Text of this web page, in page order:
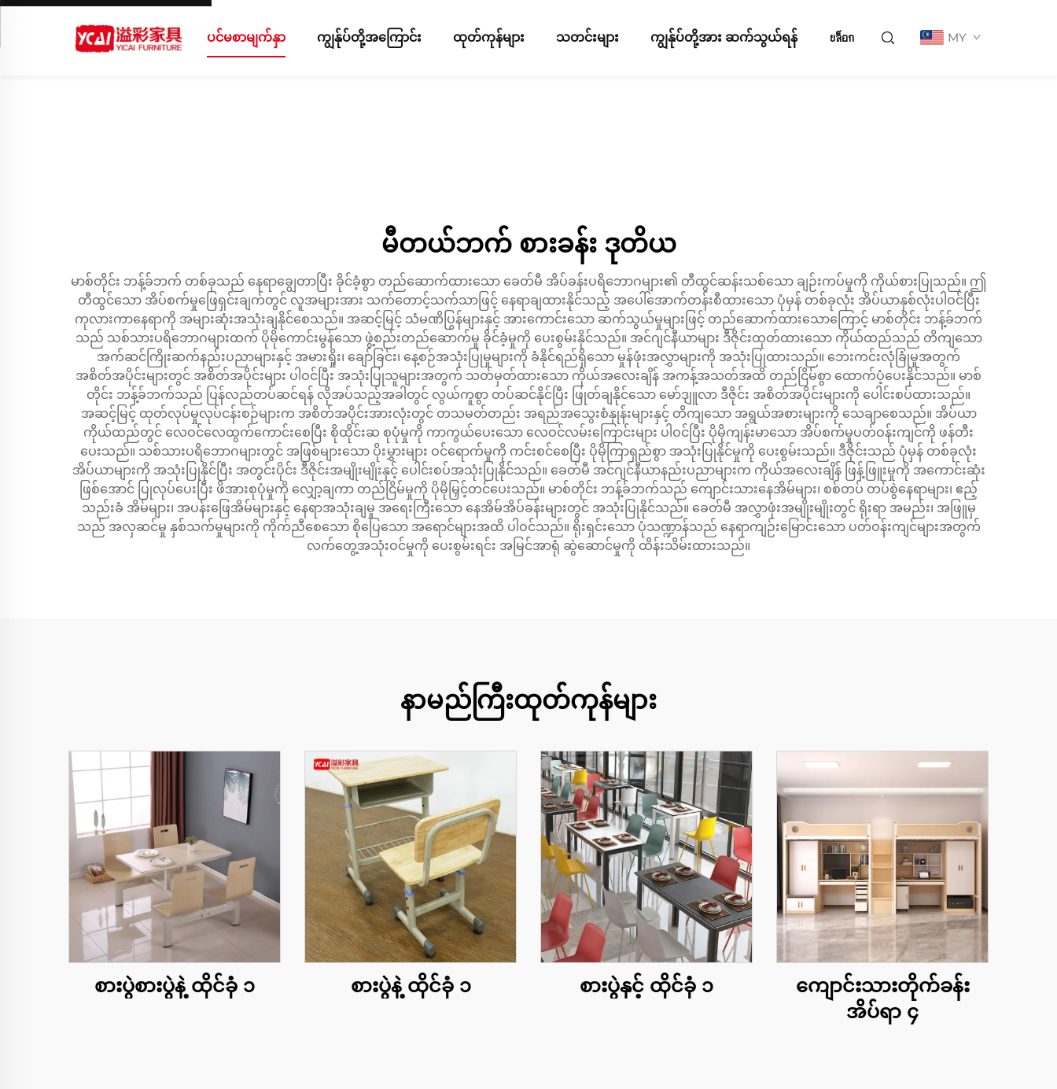
ပင်မစာမျက်နှာ ကျွန်ုပ်တို့အကြောင်း ထုတ်ကုန်များ သတင်းများ ကျွန်ုပ်တို့အား ဆက်သွယ်ရန် บล็อก MY
မီတယ်ဘက် စားခန်း ဒုတိယ
မာစ်တိုင်း ဘန့်ခ်ဘက် တစ်ခုသည် နေရာချွေတာပြီး ခိုင်ခံ့စွာ တည်ဆောက်ထားသော ခေတ်မီ အိပ်ခန်းပရိဘောဂများ၏ တီထွင်ဆန်းသစ်သော ချဉ်းကပ်မှုကို ကိုယ်စားပြုသည်။ ဤ
တီထွင်သော အိပ်စက်မှုဖြေရှင်းချက်တွင် လူအများအား သက်တောင့်သက်သာဖြင့် နေရာချထားနိုင်သည့် အပေါ်အောက်တန်းစီထားသော ပုံမှန် တစ်ခုလုံး အိပ်ယာနှစ်လုံးပါဝင်ပြီး
ကုလားကာနေရာကို အများဆုံးအသုံးချနိုင်စေသည်။ အဆင့်မြင့် သံမဏိပြွန်များနှင့် အားကောင်းသော ဆက်သွယ်မှုများဖြင့် တည်ဆောက်ထားသောကြောင့် မာစ်တိုင်း ဘန့်ခ်ဘက်
သည် သစ်သားပရိဘောဂများထက် ပိုမိုကောင်းမွန်သော ဖွဲ့စည်းတည်ဆောက်မှု ခိုင်ခံ့မှုကို ပေးစွမ်းနိုင်သည်။ အင်ဂျင်နီယာများ ဒီဇိုင်းထုတ်ထားသော ကိုယ်ထည်သည် တိကျသော
အက်ဆင်ကြိုးဆက်နည်းပညာများနှင့် အမားရှိုး၊ ချော်ခြင်း၊ နေ့စဉ်အသုံးပြုမှုများကို ခံနိုင်ရည်ရှိသော မှုန်ဖုံးအလွှာများကို အသုံးပြုထားသည်။ ဘေးကင်းလုံခြုံမှုအတွက်
အစိတ်အပိုင်းများတွင် အစိတ်အပိုင်းများ ပါဝင်ပြီး အသုံးပြုသူများအတွက် သတ်မှတ်ထားသော ကိုယ်အလေးချိန် အကန့်အသတ်အထိ တည်ငြိမ်စွာ ထောက်ပံ့ပေးနိုင်သည်။ မာစ်
တိုင်း ဘန့်ခ်ဘက်သည် ပြန်လည်တပ်ဆင်ရန် လိုအပ်သည့်အခါတွင် လွယ်ကူစွာ တပ်ဆင်နိုင်ပြီး ဖြုတ်ချနိုင်သော မော်ဒျူလာ ဒီဇိုင်း အစိတ်အပိုင်းများကို ပေါင်းစပ်ထားသည်။
အဆင့်မြင့် ထုတ်လုပ်မှုလုပ်ငန်းစဉ်များက အစိတ်အပိုင်းအားလုံးတွင် တသမတ်တည်း အရည်အသွေးစံနှုန်းများနှင့် တိကျသော အရွယ်အစားများကို သေချာစေသည်။ အိပ်ယာ
ကိုယ်ထည်တွင် လေဝင်လေထွက်ကောင်းစေပြီး စိုထိုင်းဆ စုပုံမှုကို ကာကွယ်ပေးသော လေဝင်လမ်းကြောင်းများ ပါဝင်ပြီး ပိုမိုကျန်းမာသော အိပ်စက်မှုပတ်ဝန်းကျင်ကို ဖန်တီး
ပေးသည်။ သစ်သားပရိဘောဂများတွင် အဖြစ်များသော ပိုးမွှားများ ဝင်ရောက်မှုကို ကင်းစင်စေပြီး ပိုမိုကြာရှည်စွာ အသုံးပြုနိုင်မှုကို ပေးစွမ်းသည်။ ဒီဇိုင်းသည် ပုံမှန် တစ်ခုလုံး
အိပ်ယာများကို အသုံးပြုနိုင်ပြီး အတွင်းပိုင်း ဒီဇိုင်းအမျိုးမျိုးနှင့် ပေါင်းစပ်အသုံးပြုနိုင်သည်။ ခေတ်မီ အင်ဂျင်နီယာနည်းပညာများက ကိုယ်အလေးချိန် ဖြန့်ဖြူးမှုကို အကောင်းဆုံး
ဖြစ်အောင် ပြုလုပ်ပေးပြီး ဖိအားစုပုံမှုကို လျှော့ချကာ တည်ငြိမ်မှုကို ပိုမိုမြှင့်တင်ပေးသည်။ မာစ်တိုင်း ဘန့်ခ်ဘက်သည် ကျောင်းသားနေအိမ်များ၊ စစ်တပ် တပ်စွဲနေရာများ၊ ဧည့်
သည်းခံ အိမ်များ၊ အပန်းဖြေအိမ်များနှင့် နေရာအသုံးချမှု အရေးကြီးသော နေအိမ်အိပ်ခန်းများတွင် အသုံးပြုနိုင်သည်။ ခေတ်မီ အလွှာဖုံးအမျိုးမျိုးတွင် ရိုးရာ အမည်း၊ အဖြူမှ
သည် အလှဆင်မှု နှစ်သက်မှုများကို ကိုက်ညီစေသော စိုပြေသော အရောင်များအထိ ပါဝင်သည်။ ရိုးရှင်းသော ပုံသဏ္ဍာန်သည် နေရာကျဉ်းမြောင်းသော ပတ်ဝန်းကျင်များအတွက်
လက်တွေ့အသုံးဝင်မှုကို ပေးစွမ်းရင်း အမြင်အာရုံ ဆွဲဆောင်မှုကို ထိန်းသိမ်းထားသည်။
နာမည်ကြီးထုတ်ကုန်များ
စားပွဲစားပွဲနဲ့ ထိုင်ခုံ ၁ စားပွဲနဲ့ ထိုင်ခုံ ၁ စားပွဲနှင့် ထိုင်ခုံ ၁
ကျောင်းသားတိုက်ခန်း
အိပ်ရာ ၄